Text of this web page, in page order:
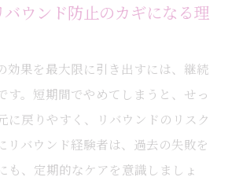
ウンド防止のカギになる理
効果を最大限に引き出すには、継続
す。短期間でやめてしまうと、せっ
に戻りやすく、リバウンドのリスク
リバウンド経験者は、過去の失敗を
も、定期的なケアを意識しましょ